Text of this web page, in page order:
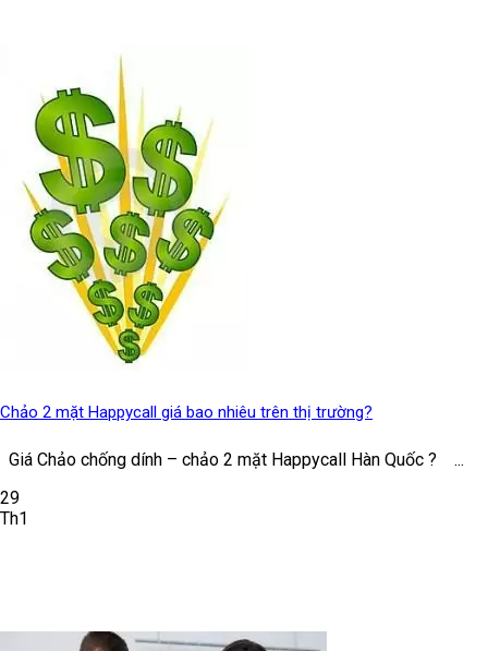
Chảo 2 mặt Happycall giá bao nhiêu trên thị trường?
Giá Chảo chống dính – chảo 2 mặt Happycall Hàn Quốc ? ...
29
Th1